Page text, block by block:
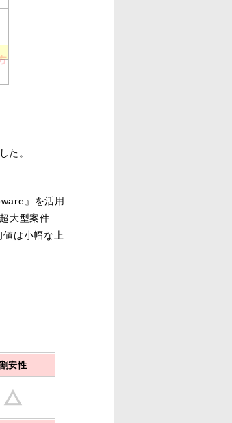
た。
』を活用
大型案件
値は小幅な上
割安性